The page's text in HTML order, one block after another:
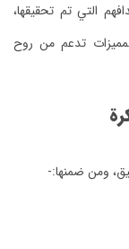
التي تم تحقيقها،
تدعم من روح
ومن ضمنها:-